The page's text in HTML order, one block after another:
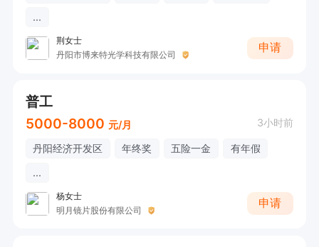
...
荆女士
丹阳市博来特光学科技有限公司
申请
普工
5000-8000 元/月 3小时前
丹阳经济开发区 年终奖 五险一金
有年假
...
杨女士
明月镜片股份有限公司
申请